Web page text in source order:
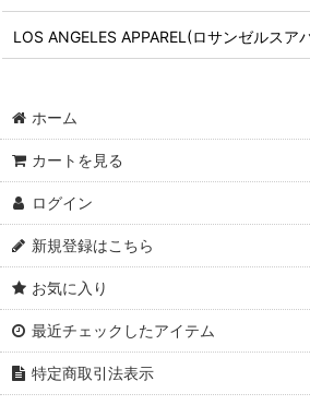
LOS ANGELES APPAREL(ロサンゼルスア
ホーム
カートを見る
ログイン
新規登録はこちら
お気に入り
最近チェックしたアイテム
特定商取引法表示